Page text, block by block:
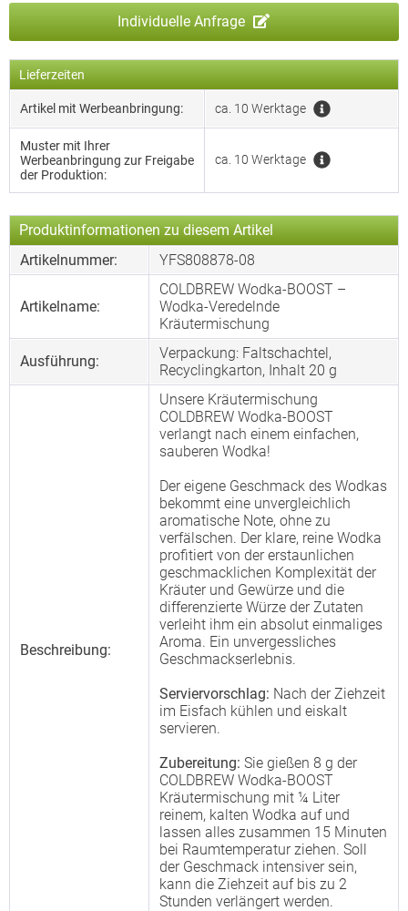
Individuelle Anfrage
Lieferzeiten
Artikel mit Werbeanbringung: ca. 10 Werktage
Muster mit Ihrer
Werbeanbringung zur Freigabe
der Produktion:
ca. 10 Werktage
Produktinformationen zu diesem Artikel
Artikelnummer:
YFS808878-08
Artikelname:
COLDBREW Wodka-BOOST –
Wodka-Veredelnde
Kräutermischung
Ausführung:
Verpackung: Faltschachtel,
Recyclingkarton, Inhalt 20 g
Beschreibung:
Unsere Kräutermischung
COLDBREW Wodka-BOOST
verlangt nach einem einfachen,
sauberen Wodka!
Der eigene Geschmack des Wodkas
bekommt eine unvergleichlich
aromatische Note, ohne zu
verfälschen. Der klare, reine Wodka
profitiert von der erstaunlichen
geschmacklichen Komplexität der
Kräuter und Gewürze und die
differenzierte Würze der Zutaten
verleiht ihm ein absolut einmaliges
Aroma. Ein unvergessliches
Geschmackserlebnis.
Serviervorschlag: Nach der Ziehzeit
im Eisfach kühlen und eiskalt
servieren.
Zubereitung: Sie gießen 8 g der
COLDBREW Wodka-BOOST
Kräutermischung mit ¼ Liter
reinem, kalten Wodka auf und
lassen alles zusammen 15 Minuten
bei Raumtemperatur ziehen. Soll
der Geschmack intensiver sein,
kann die Ziehzeit auf bis zu 2
Stunden verlängert werden.